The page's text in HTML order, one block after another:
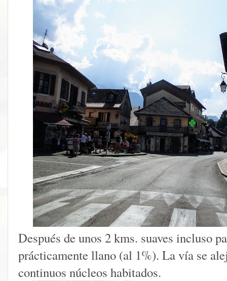
Después de unos 2 kms. suaves incluso
prácticamente llano (al 1%). La vía se
continuos núcleos habitados.